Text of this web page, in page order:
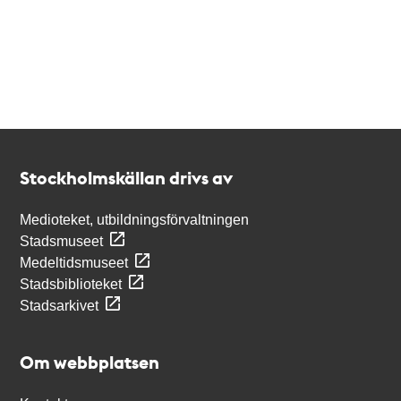
Stockholmskällan drivs av
Medioteket, utbildningsförvaltningen
Stadsmuseet
Medeltidsmuseet
Stadsbiblioteket
Stadsarkivet
Om webbplatsen